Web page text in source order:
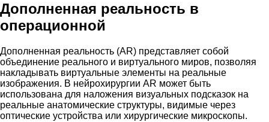
Дополненная реальность в
операционной
Дополненная реальность (AR) представляет собой
объединение реального и виртуального миров, позволяя
накладывать виртуальные элементы на реальные
изображения. В нейрохирургии AR может быть
использована для наложения визуальных подсказок на
реальные анатомические структуры, видимые через
оптические устройства или хирургические микроскопы.